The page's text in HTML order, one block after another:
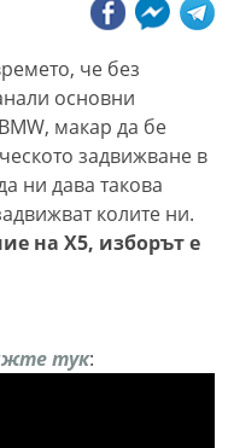
че без
основни
макар да бе
задвижване в
ни дава такова
колите ни.
на Х5, изборът е
тук: